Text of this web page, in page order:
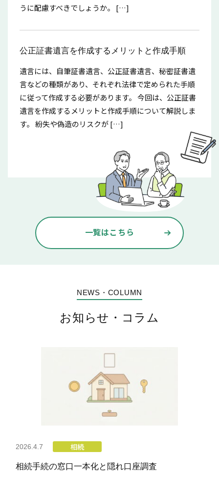
うに配慮すべきでしょうか。 […]
公正証書遺言を作成するメリットと作成手順
遺言には、自筆証書遺言、公正証書遺言、秘密証書遺
言などの種類があり、それぞれ法律で定められた手順
に従って作成する必要があります。 今回は、公正証書
遺言を作成するメリットと作成手順について解説しま
す。 紛失や偽造のリスクが […]
一覧はこちら
NEWS・COLUMN
お知らせ・コラム
2026.4.7 相続
相続手続の窓口一本化と隠れ口座調査